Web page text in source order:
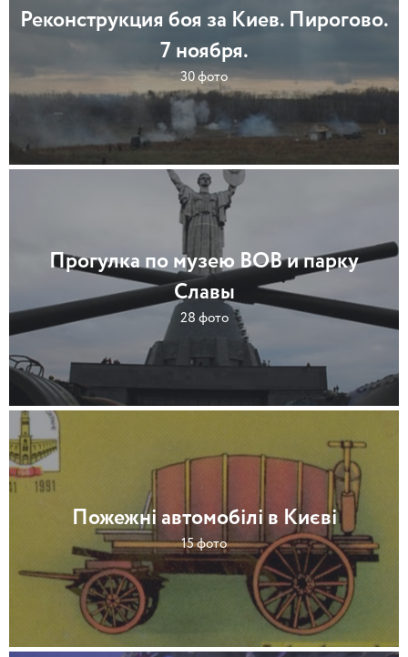
Реконструкция боя за Киев. Пирогово.
7 ноября.
30 фото
Прогулка по музею ВОВ и парку
Славы
28 фото
Пожежні автомобілі в Києві
15 фото